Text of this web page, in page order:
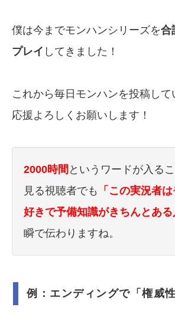
僕は今までモンハンシリーズを合
プレイ してきました！
これから毎日モンハンを投稿して
応援よろしくお願いします！
2000時間 というワードが入る
見る視聴者でも
「この実況者
好きで予備知識がきちんとある
瞬で伝わりますね。
例：エンディングで「権威